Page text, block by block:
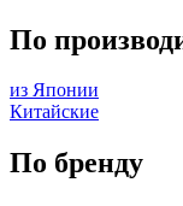
По
из Японии
Китайские
По бренду